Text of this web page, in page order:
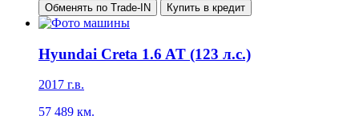
Обменять по Trade-IN Купить в кредит
Hyundai Creta 1.6 AT (123 л.с.)
2017 г.в.
57 489 км.